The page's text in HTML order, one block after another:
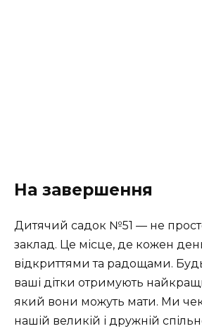
На завершення
Дитячий садок №51 — не
заклад. Це місце, де кожен
відкриттями та радощами.
ваші дітки отримують
який вони можуть мати. Ми
нашій великій і дружній